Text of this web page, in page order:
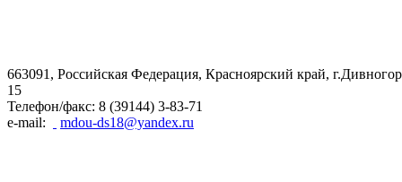
663091, Российская Федерация, Красноярский край,
15
Телефон/факс: 8 (39144) 3-83-71
e-mail:
mdou-ds18@yandex.ru